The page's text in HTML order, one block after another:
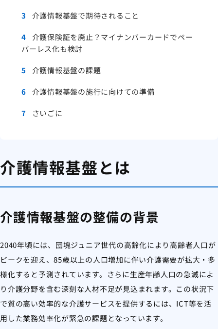
3 介護情報基盤で期待されること
4
介護保険証を廃止？マイナンバーカードでペー
パーレス化も検討
5 介護情報基盤の課題
6 介護情報基盤の施行に向けての準備
7 さいごに
介護情報基盤とは
介護情報基盤の整備の背景
2040年頃には、団塊ジュニア世代の高齢化により高齢者人口が
ピークを迎え、85歳以上の人口増加に伴い介護需要が拡大・多
様化すると予測されています。さらに生産年齢人口の急減によ
り介護分野を含む深刻な人材不足が見込まれます。この状況下
で質の高い効率的な介護サービスを提供するには、ICT等を活
用した業務効率化が緊急の課題となっています。